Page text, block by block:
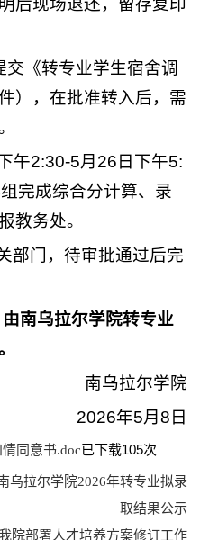
后现场退还，留存复印
交《转专业学生宿舍调
），在批准转入后，需
午2:30-5月26日下午5:
完成综合分计算、录
教务处。
部门，待审批通过后完
南乌拉尔学院转专业
南乌拉尔学院
2026年5月8日
同意书.doc已下载105次
乌拉尔学院2026年转专业拟录
取结果公示
院部署人才培养方案修订工作